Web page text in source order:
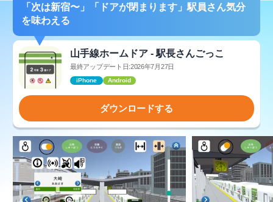
「次は新宿〜」「ドアが閉まります」駅員さん気分
を味わえる
山手線ホームドア - 駅長さんごっこ
最終アップデート日:2026年7月27日
iPhone Android
ダウンロードする